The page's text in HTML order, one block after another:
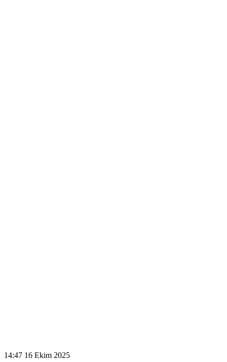
14:47 16 Ekim 2025